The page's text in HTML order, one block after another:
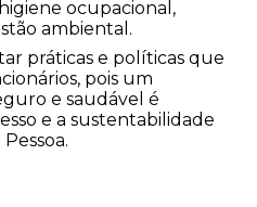
ocupacional,
ambiental.
práticas e políticas que
pois um
e saudável é
e a sustentabilidade